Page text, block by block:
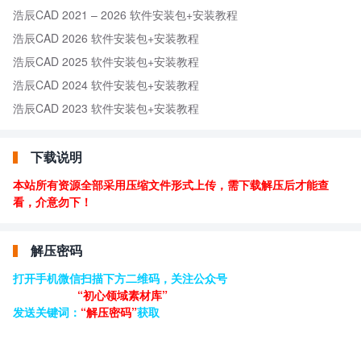
浩辰CAD 2021 – 2026 软件安装包+安装教程
浩辰CAD 2026 软件安装包+安装教程
浩辰CAD 2025 软件安装包+安装教程
浩辰CAD 2024 软件安装包+安装教程
浩辰CAD 2023 软件安装包+安装教程
下载说明
本站所有资源全部采用压缩文件形式上传，需下载解压后才能查
看，介意勿下！
解压密码
打开手机微信扫描下方二维码，关注公众号
“初心领域素材库”
发送关键词： “解压密码”获取